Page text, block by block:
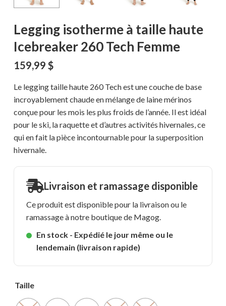
Legging isotherme à taille haute
Icebreaker 260 Tech Femme
159,99 $
Le legging taille haute 260 Tech est une couche de base
incroyablement chaude en mélange de laine mérinos
conçue pour les mois les plus froids de l’année. Il est idéal
pour le ski, la raquette et d’autres activités hivernales, ce
qui en fait la pièce incontournable pour la superposition
hivernale.
Livraison et ramassage disponible
Ce produit est disponible pour la livraison ou le
ramassage à notre boutique de Magog.
En stock - Expédié le jour même ou le
lendemain (livraison rapide)
Taille